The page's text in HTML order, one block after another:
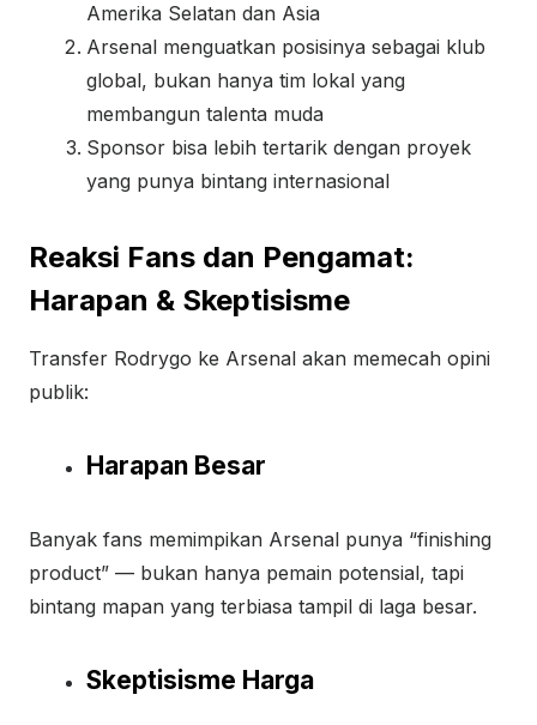
Amerika Selatan dan Asia
Arsenal menguatkan posisinya sebagai klub
global, bukan hanya tim lokal yang
membangun talenta muda
Sponsor bisa lebih tertarik dengan proyek
yang punya bintang internasional
Reaksi Fans dan Pengamat:
Harapan & Skeptisisme
Transfer Rodrygo ke Arsenal akan memecah opini
publik:
Harapan Besar
Banyak fans memimpikan Arsenal punya “finishing
product” — bukan hanya pemain potensial, tapi
bintang mapan yang terbiasa tampil di laga besar.
Skeptisisme Harga